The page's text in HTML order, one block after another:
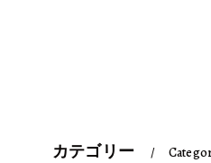
カテゴリー